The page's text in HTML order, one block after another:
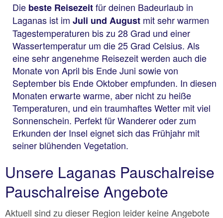
Die beste Reisezeitfür deinen Badeurlaub in
Laganas ist im Juli und August mit sehr warmen
Tagestemperaturen bis zu 28 Grad und einer
Wassertemperatur um die 25 Grad Celsius. Als
eine sehr angenehme Reisezeit werden auch die
Monate von April bis Ende Juni sowie von
September bis Ende Oktober empfunden. In diesen
Monaten erwarte warme, aber nicht zu heiße
Temperaturen, und ein traumhaftes Wetter mit viel
Sonnenschein. Perfekt für Wanderer oder zum
Erkunden der Insel eignet sich das Frühjahr mit
seiner blühenden Vegetation.
Unsere Laganas Pauschalreise
Pauschalreise Angebote
Aktuell sind zu dieser Region leider keine Angebote